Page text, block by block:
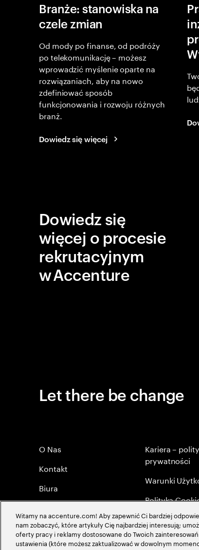
Branże: stanowiska na
czele zmian
Od mody po finanse, od podróży
po telekomunikację – możesz
wprowadzić myślenie oparte na
rozwiązaniach, aby na nowo
zdefiniować sposób
funkcjonowania i rozwoju różnych
branż.
Dowiedz się więcej
Dowiedz się
więcej o procesie
rekrutacyjnym
w Accenture
Let there be change
O Nas
Kontakt
Biura
Polityka Prywatności
Kariera –
prywatności
Warunki
Polityka
Mapa strony
Globalna
Witamy na accenture.com! Aby zapewnić Ci bardziej
nam zobaczyć, które artykuły Cię najbardziej interesują;
oferty pracy i reklamy dostosowane do Twoich
ustawienia (które możesz zaktualizować w dowolnym